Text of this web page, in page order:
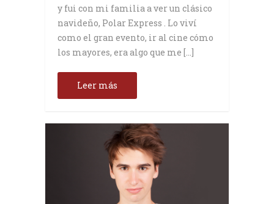
y fui con mi familia a ver un clásico
navideño, Polar Express . Lo viví
como el gran evento, ir al cine cómo
los mayores, era algo que me […]
Leer más